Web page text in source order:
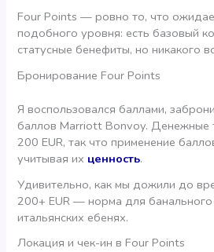
Four Points — ровно то, что
подобного уровня: есть базовый
статусные бенефиты, но никакого
Бронирование Four Points
Я воспользовался баллами,
баллов Marriott Bonvoy.
200 EUR, так что применение
учитывая их ценность.
Удивительно, как мы дожили до
200+ EUR — норма для банального
итальянских ебенях.
Локация и чек-ин в Four Points